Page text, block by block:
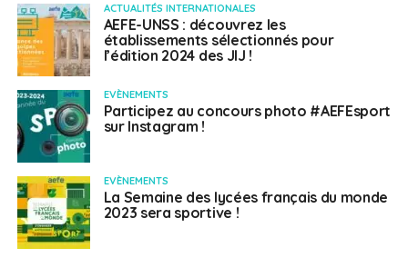
ACTUALITÉS INTERNATIONALES
AEFE-UNSS : découvrez les
établissements sélectionnés pour
l’édition 2024 des JIJ !
EVÈNEMENTS
Participez au concours photo #AEFEsport
sur Instagram !
EVÈNEMENTS
La Semaine des lycées français du monde
2023 sera sportive !